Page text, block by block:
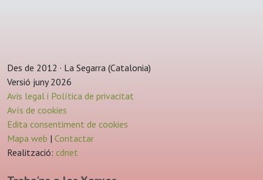
Des de 2012 · La Segarra (Catalonia)
Versió juny 2026
Avis legal i Política de privacitat
Avís de cookies
Edita consentiment de cookies
Mapa web | Contactar
Realització: cdnet